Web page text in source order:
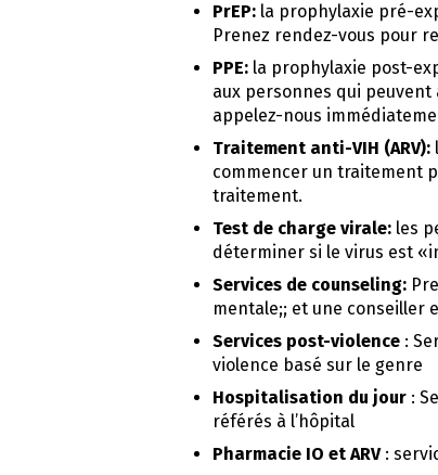
PrEP: la prophylaxie pré-
Prenez rendez-vous pour
PPE: la prophylaxie post-
aux personnes qui peuvent
appelez-nous
Traitement anti-VIH (ARV):
commencer un traitement
traitement.
Test de charge virale: les
déterminer si le virus est
Services de counseling:
mentale;; et une conseiller
Services post-violence :
violence basé sur le genre
Hospitalisation du jour :
référés à l’hôpital
Pharmacie IO et ARV: